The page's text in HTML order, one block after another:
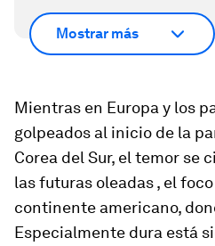
Mostrar más
Mientras en Europa y los
golpeados al inicio de la
Corea del Sur, el temor se
las futuras oleadas , el
continente americano,
Especialmente dura está